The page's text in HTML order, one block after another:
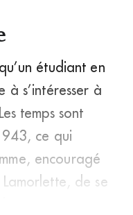
étudiant en
à s’intéresser à
temps sont
ce qui
encouragé
de se